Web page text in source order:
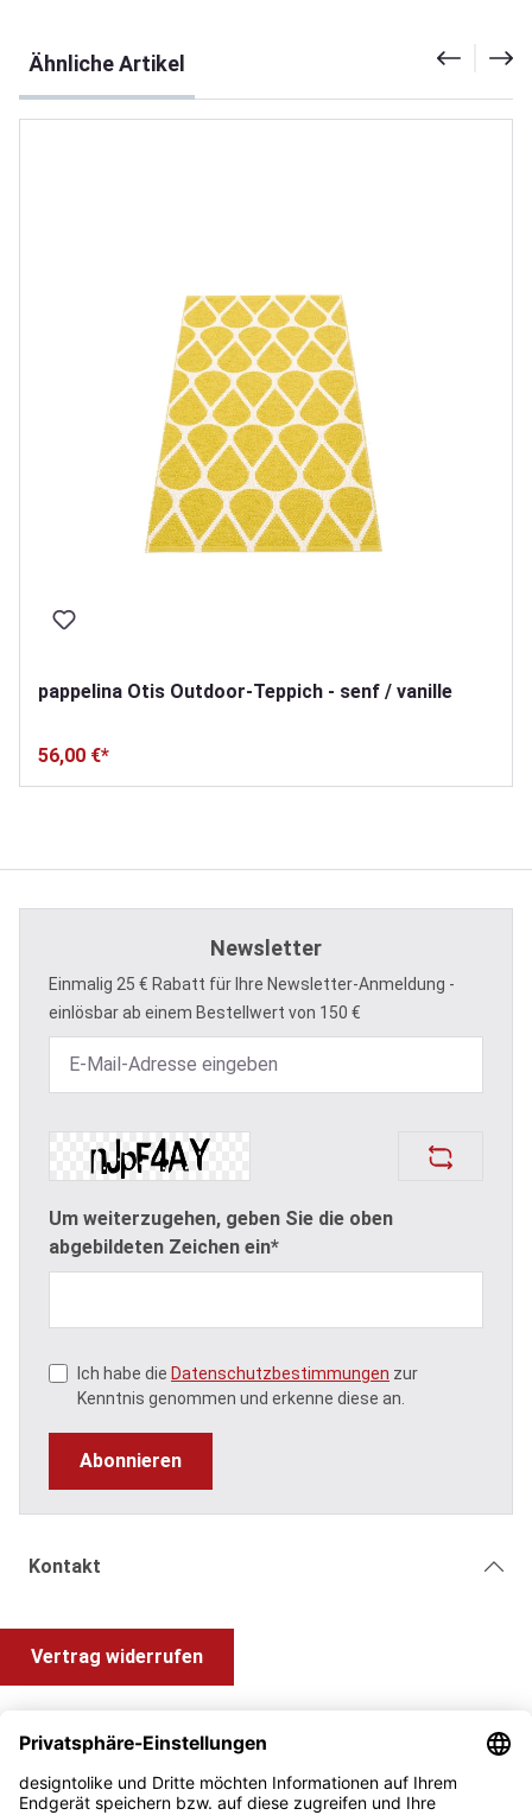
Ähnliche Artikel
pappelina Otis Outdoor-Teppich - senf / vanille
56,00 €*
Newsletter
Einmalig 25 € Rabatt für Ihre Newsletter-Anmeldung -
einlösbar ab einem Bestellwert von 150 €
Um weiterzugehen, geben Sie die oben
abgebildeten Zeichen ein*
Ich habe die Datenschutzbestimmungen zur
Kenntnis genommen und erkenne diese an.
Abonnieren
Kontakt
Vertrag widerrufen
Information und Impressum